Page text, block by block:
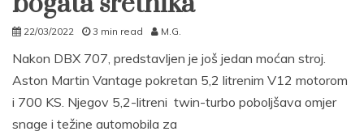
22/03/2022 3 min read M.G.
Nakon DBX 707, predstavljen je još jedan moćan stroj.
Aston Martin Vantage pokretan 5,2 litrenim V12 motorom
i 700 KS. Njegov 5,2-litreni twin-turbo poboljšava omjer
snage i težine automobila za